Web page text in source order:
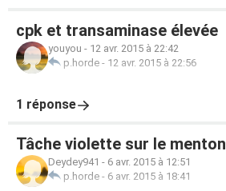
cpk et transaminase élevée
youyou - 12 avr. 2015 à 22:42
p.horde - 12 avr. 2015 à 22:56
1 réponse
Tâche violette sur le menton
Deydey941 - 6 avr. 2015 à 12:51
p.horde - 6 avr. 2015 à 18:41